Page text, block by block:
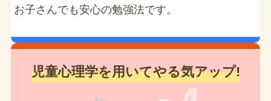
お子さんでも安心の勉強法です。
児童心理学を用いてやる気アップ!